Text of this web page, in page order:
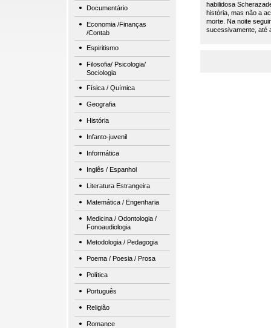
Documentário
Economia /Finanças
/Contab
Espiritismo
Filosofia/ Psicologia/
Sociologia
Física / Química
Geografia
História
Infanto-juvenil
Informática
Inglês / Espanhol
Literatura Estrangeira
Matemática / Engenharia
Medicina / Odontologia /
Fonoaudiologia
Metodologia / Pedagogia
Poema / Poesia / Prosa
Política
Português
Religião
Romance
habilidosa
história, mas não a
morte. Na noite
sucessivamente, até